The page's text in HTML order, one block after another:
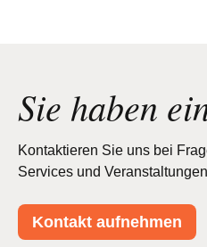
Sie haben
Kontaktieren Sie uns bei
Services und
Kontakt aufnehmen